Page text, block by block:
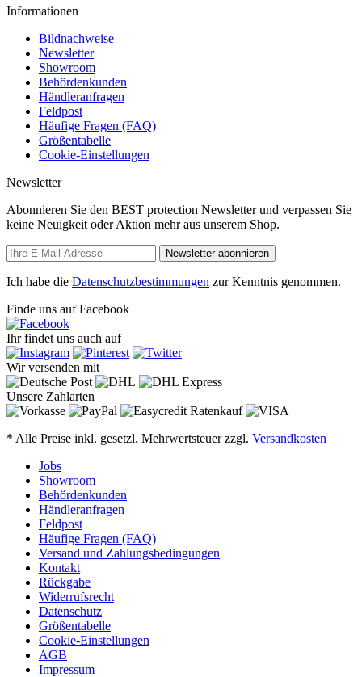
Informationen
Bildnachweise
Newsletter
Showroom
Behördenkunden
Händleranfragen
Feldpost
Häufige Fragen (FAQ)
Größentabelle
Cookie-Einstellungen
Newsletter
Abonnieren Sie den BEST protection Newsletter und verpassen Sie
keine Neuigkeit oder Aktion mehr aus unserem Shop.
Newsletter abonnieren
Ich habe die Datenschutzbestimmungen zur Kenntnis genommen.
Finde uns auf Facebook
Ihr findet uns auch auf
Wir versenden mit
Unsere Zahlarten
* Alle Preise inkl. gesetzl. Mehrwertsteuer zzgl. Versandkosten
Jobs
Showroom
Behördenkunden
Händleranfragen
Feldpost
Häufige Fragen (FAQ)
Versand und Zahlungsbedingungen
Kontakt
Rückgabe
Widerrufsrecht
Datenschutz
Größentabelle
Cookie-Einstellungen
AGB
Impressum